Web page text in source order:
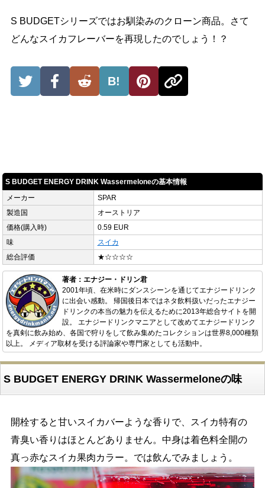
S BUDGETシリーズではお馴染みのクローン商品。さて
どんなスイカフレーバーを再現したのでしょう！？
B!
S BUDGET ENERGY DRINK Wassermeloneの基本情報
メーカー
SPAR
製造国
オーストリア
価格(購入時)
0.59 EUR
味
スイカ
総合評価
★☆☆☆☆
著者：エナジー・ドリン君
2001年頃、在米時にダンスシーンを通じてエナジードリンク
に出会い感動。 帰国後日本ではネタ飲料扱いだったエナジー
ドリンクの本当の魅力を伝えるために2013年総合サイトを開
設。 エナジードリンクマニアとして改めてエナジードリンク
を真剣に飲み始め、各国で狩りをして飲み集めたコレクションは世界8,000種類
以上。 メディア取材を受ける評論家や専門家としても活動中。
S BUDGET ENERGY DRINK Wassermeloneの味
開栓すると甘いスイカバーような香りで、スイカ特有の
青臭い香りはほとんどありません。中身は着色料全開の
真っ赤なスイカ果肉カラー。では飲んでみましょう。